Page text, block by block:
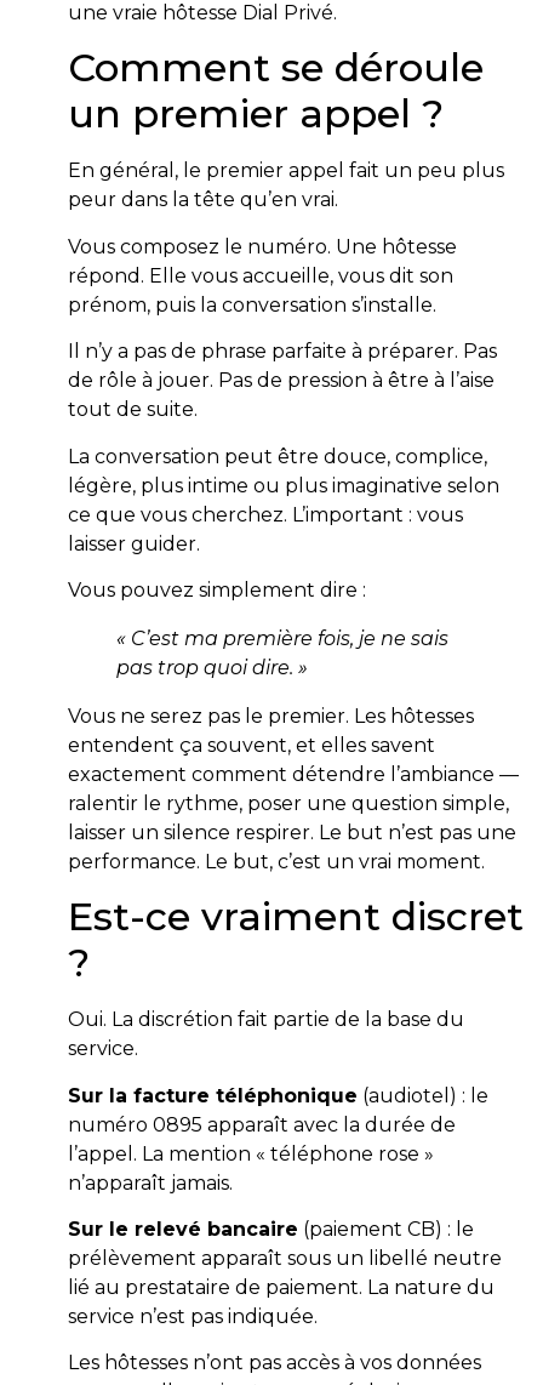
une vraie hôtesse Dial Privé.
Comment se déroule
un premier appel ?
En général, le premier appel fait un peu plus
peur dans la tête qu’en vrai.
Vous composez le numéro. Une hôtesse
répond. Elle vous accueille, vous dit son
prénom, puis la conversation s’installe.
Il n’y a pas de phrase parfaite à préparer. Pas
de rôle à jouer. Pas de pression à être à l’aise
tout de suite.
La conversation peut être douce, complice,
légère, plus intime ou plus imaginative selon
ce que vous cherchez. L’important : vous
laisser guider.
Vous pouvez simplement dire :
« C’est ma première fois, je ne sais
pas trop quoi dire. »
Vous ne serez pas le premier. Les hôtesses
entendent ça souvent, et elles savent
exactement comment détendre l’ambiance —
ralentir le rythme, poser une question simple,
laisser un silence respirer. Le but n’est pas une
performance. Le but, c’est un vrai moment.
Est-ce vraiment discret
?
Oui. La discrétion fait partie de la base du
service.
Sur la facture téléphonique (audiotel) : le
numéro 0895 apparaît avec la durée de
l’appel. La mention « téléphone rose »
n’apparaît jamais.
Sur le relevé bancaire (paiement CB) : le
prélèvement apparaît sous un libellé neutre
lié au prestataire de paiement. La nature du
service n’est pas indiquée.
Les hôtesses n’ont pas accès à vos données